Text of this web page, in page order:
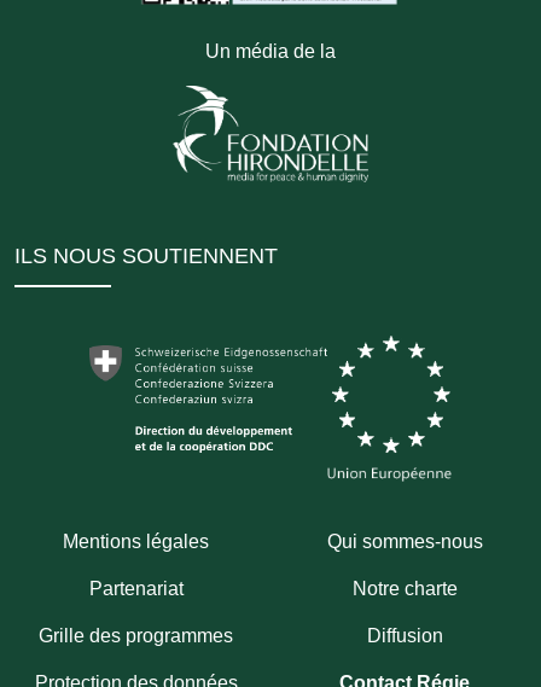
Un média de la
ILS NOUS SOUTIENNENT
Mentions légales Qui sommes-nous
Partenariat Notre charte
Grille des programmes Diffusion
Protection des données Contact Régie